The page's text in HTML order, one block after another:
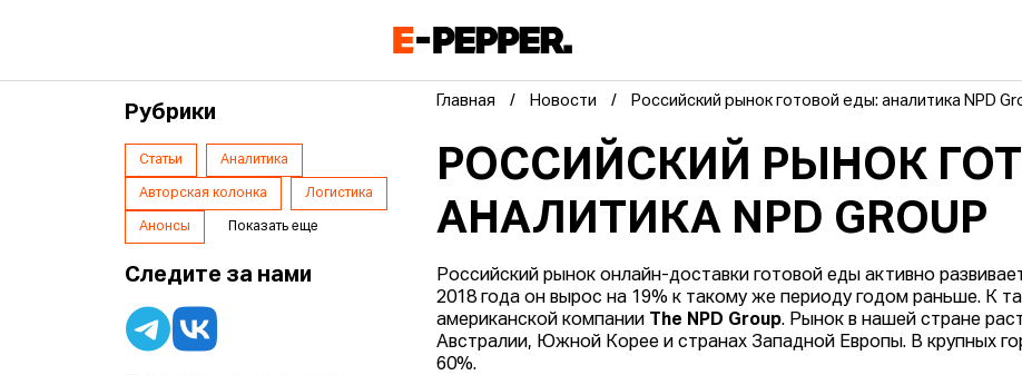
Главная Новости Российский рынок готовой еды: аналитика NPD
РОССИЙСКИЙ РЫНОК
АНАЛИТИКА NPD GROUP
Российский рынок онлайн-доставки готовой еды активно
2018 года он вырос на 19% к такому же периоду годом раньше. К
американской компании
The NPD Group. Рынок в нашей стране
Австралии, Южной Корее и странах Западной Европы. В крупных
60%.
Рубрики
Статьи Аналитика
Авторская колонка Логистика
Анонсы Показать еще
Следите за нами